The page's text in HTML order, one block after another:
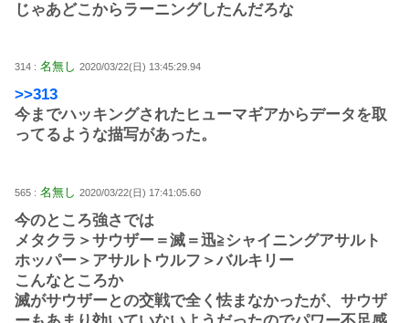
じゃあどこからラーニングしたんだろな
314 : 名無し 2020/03/22(日) 13:45:29.94
>>313
今までハッキングされたヒューマギアからデータを取
ってるような描写があった。
565 : 名無し 2020/03/22(日) 17:41:05.60
今のところ強さでは
メタクラ＞サウザー＝滅＝迅≧シャイニングアサルト
ホッパー＞アサルトウルフ＞バルキリー
こんなところか
滅がサウザーとの交戦で全く怯まなかったが、サウザ